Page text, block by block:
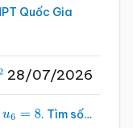
Quốc Gia
28/07/2026
u6 =8 . Tìm số…